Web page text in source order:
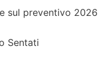
sul preventivo 2026
Sentati